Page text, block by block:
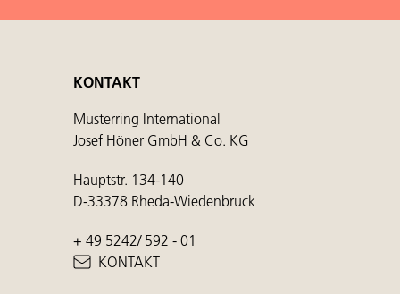
KONTAKT
Musterring International
Josef Höner GmbH & Co. KG
Hauptstr. 134-140
D-33378 Rheda-Wiedenbrück
+ 49 5242/ 592 - 01
KONTAKT